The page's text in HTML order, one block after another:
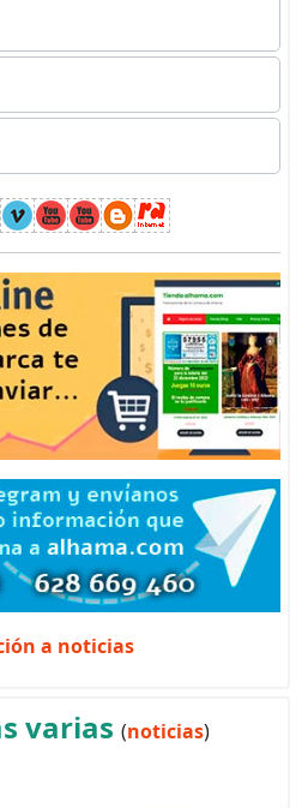
a noticias
varias (noticias)